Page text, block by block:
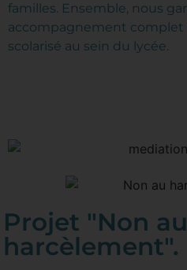
familles. Ensemble, nous
accompagnement complet
scolarisé au sein du lycée.
Projet "Non au
harcèlement".